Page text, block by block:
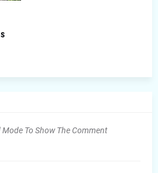
To Show The Comment